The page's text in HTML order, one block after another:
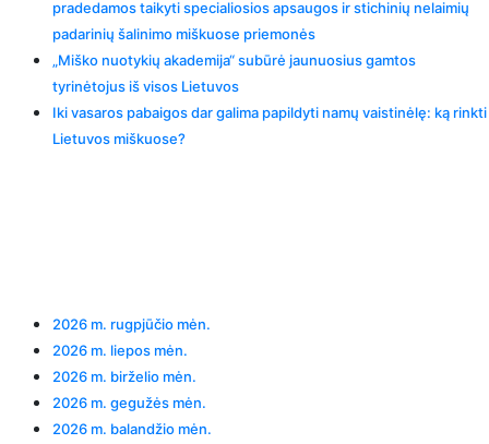
pradedamos taikyti specialiosios apsaugos ir stichinių nelaimių
padarinių šalinimo miškuose priemonės
„Miško nuotykių akademija“ subūrė jaunuosius gamtos
tyrinėtojus iš visos Lietuvos
Iki vasaros pabaigos dar galima papildyti namų vaistinėlę: ką rinkti
Lietuvos miškuose?
2026 m. rugpjūčio mėn.
2026 m. liepos mėn.
2026 m. birželio mėn.
2026 m. gegužės mėn.
2026 m. balandžio mėn.